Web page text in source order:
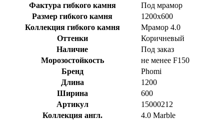
Фактура гибкого камня
Под мрамор
Размер гибкого камня
1200x600
Коллекция гибкого камня
Мрамор 4.0
Оттенки
Коричневый
Наличие
Под заказ
Морозостойкость
не менее F150
Бренд
Phomi
Длина
1200
Ширина
600
Артикул
15000212
Коллекция англ.
4.0 Marble